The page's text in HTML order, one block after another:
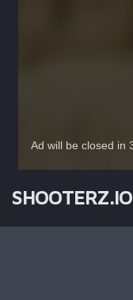
SHOOTERZ.IO